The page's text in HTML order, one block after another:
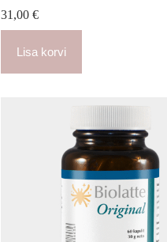
31,00€
Lisa korvi